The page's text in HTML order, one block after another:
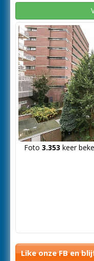
Foto 3.353 keer
Like onze FB en